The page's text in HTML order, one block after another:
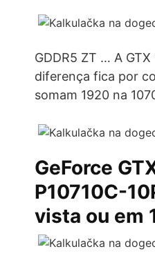
GDDR5 ZT … A
diferença fica por
somam 1920 na
GeForce
P10710C-
vista ou em